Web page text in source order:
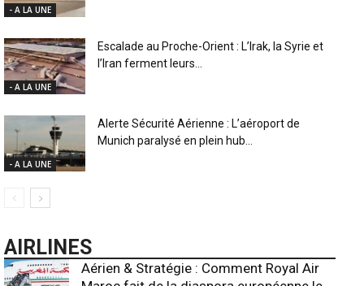
- A LA UNE
- A LA UNE
Escalade au Proche-Orient : L’Irak, la Syrie et
l’Iran ferment leurs...
- A LA UNE
Alerte Sécurité Aérienne : L’aéroport de
Munich paralysé en plein hub...
AIRLINES
Aérien & Stratégie : Comment Royal Air